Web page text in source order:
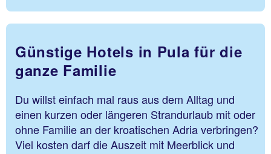
Günstige Hotels in Pula für die
ganze Familie
Du willst einfach mal raus aus dem Alltag und
einen kurzen oder längeren Strandurlaub mit oder
ohne Familie an der kroatischen Adria verbringen?
Viel kosten darf die Auszeit mit Meerblick und